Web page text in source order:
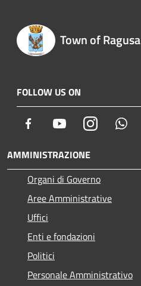
Town of Ragusa
FOLLOW US ON
Facebook YoutubeInstagram
AMMINISTRAZIONE
Organi di Governo
Aree Amministrative
Uffici
Enti e fondazioni
Politici
Personale Amministrativo